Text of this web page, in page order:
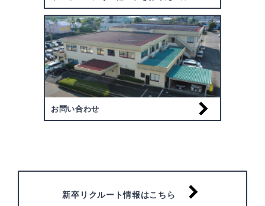
お問い合わせ
新卒リクルート情報はこちら